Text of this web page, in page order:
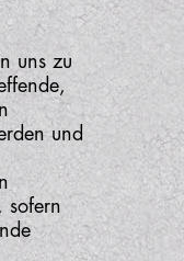
uns zu
und
sofern